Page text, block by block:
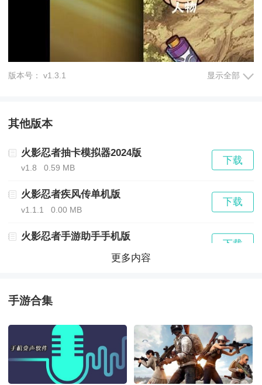
1. 角色选择：玩家可以选择火影世界中的各种角色，如
漩涡鸣人、宇智波佐助、春野樱等，每个角色都有独特
版本号： v1.3.1 显示全部
其他版本
火影忍者抽卡模拟器2024版
v1.8 0.59 MB
下载
火影忍者疾风传单机版
v1.1.1 0.00 MB
下载
火影忍者手游助手手机版
下载
v1.0.5 安卓版
v1.38.20.6 安卓版 1.70 MB
下载
火影忍者抽卡模拟器手机版
0.59 MB
下载
更多内容
手游合集